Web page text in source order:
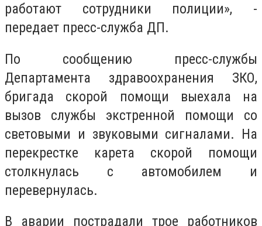
работают сотрудники полиции», -
передает пресс-служба ДП.
По сообщению пресс-службы
Департамента здравоохранения ЗКО,
бригада скорой помощи выехала на
вызов службы экстренной помощи со
световыми и звуковыми сигналами. На
перекрестке карета скорой помощи
столкнулась с автомобилем и
перевернулась.
В аварии пострадали трое работников